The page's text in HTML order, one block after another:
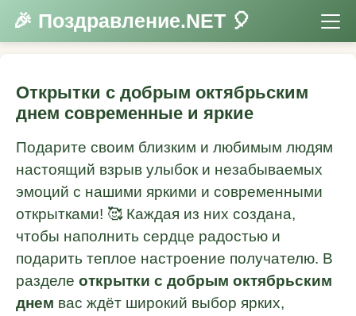
🎉 Поздравление.NET 🎈
Открытки с добрым октябрьским
днем современные и яркие
Подарите своим близким и любимым людям
настоящий взрыв улыбок и незабываемых
эмоций с нашими яркими и современными
открытками! 🥰 Каждая из них создана,
чтобы наполнить сердце радостью и
подарить теплое настроение получателю. В
разделе открытки с добрым октябрьским
днем вас ждёт широкий выбор ярких,